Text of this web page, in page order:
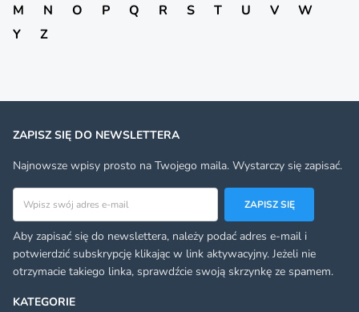
M
N O P Q R S T U V
W
Y
Z
KATEGORIE
ZAPISZ SIĘ DO NEWSLETTERA
Najnowsze wpisy prosto na Twojego maila. Wystarczy się zapisać.
Adres email
ZAPISZ SIĘ
Aby zapisać się do newslettera, należy podać adres e-mail i
potwierdzić subskrypcję klikając w link aktywacyjny. Jeżeli nie
otrzymacie takiego linka, sprawdźcie swoją skrzynkę ze spamem.